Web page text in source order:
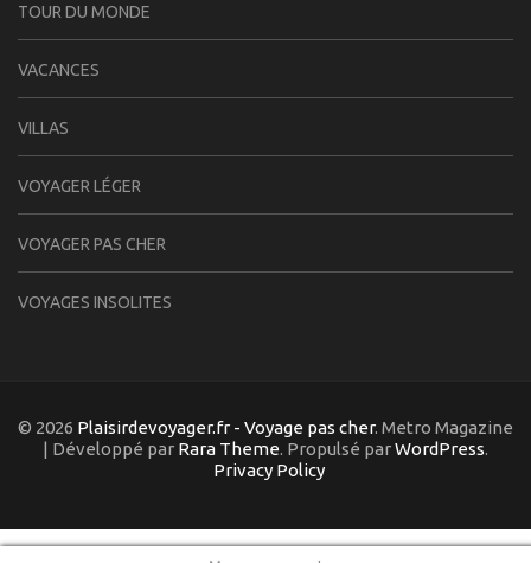
TOUR DU MONDE
VACANCES
VILLAS
VOYAGER LÉGER
VOYAGER PAS CHER
VOYAGES INSOLITES
© 2026 Plaisirdevoyager.fr - Voyage pas cher. Metro Magazine
| Développé par Rara Theme. Propulsé parWordPress.
Privacy Policy